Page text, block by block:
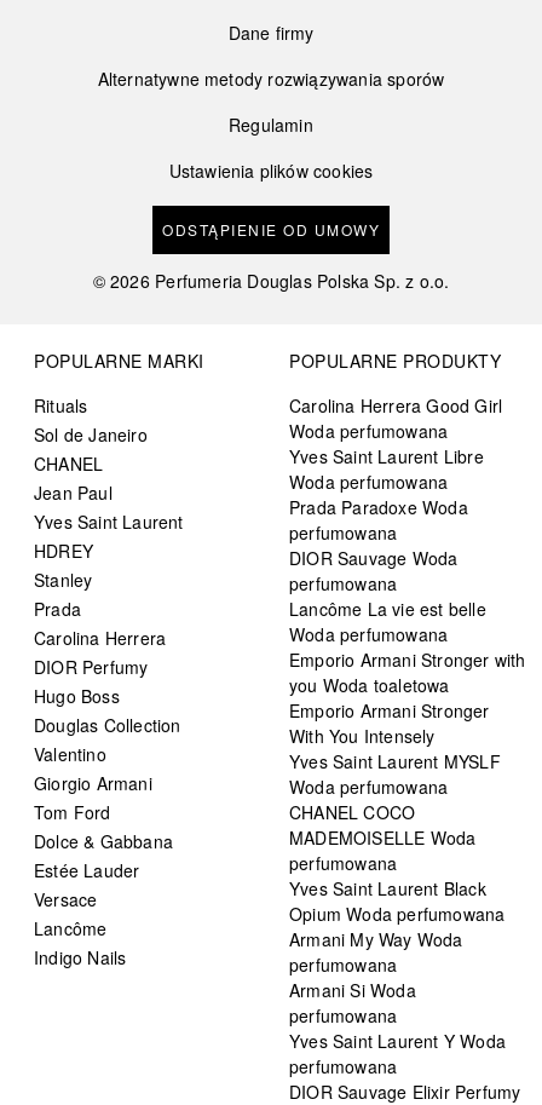
Dane firmy
Alternatywne metody rozwiązywania sporów
Regulamin
Ustawienia plików cookies
ODSTĄPIENIE OD UMOWY
©2026 Perfumeria Douglas Polska Sp. z o.o.
POPULARNE MARKI
Rituals
Sol de Janeiro
CHANEL
Jean Paul
Yves Saint Laurent
HDREY
Stanley
Prada
Carolina Herrera
DIOR Perfumy
Hugo Boss
Douglas Collection
Valentino
Giorgio Armani
Tom Ford
Dolce & Gabbana
Estée Lauder
Versace
Lancôme
Indigo Nails
POPULARNE PRODUKTY
Carolina Herrera Good Girl
Woda perfumowana
Yves Saint Laurent Libre
Woda perfumowana
Prada Paradoxe Woda
perfumowana
DIOR Sauvage Woda
perfumowana
Lancôme La vie est belle
Woda perfumowana
Emporio Armani Stronger with
you Woda toaletowa
Emporio Armani Stronger
With You Intensely
Yves Saint Laurent MYSLF
Woda perfumowana
CHANEL COCO
MADEMOISELLE Woda
perfumowana
Yves Saint Laurent Black
Opium Woda perfumowana
Armani My Way Woda
perfumowana
Armani Si Woda
perfumowana
Yves Saint Laurent Y Woda
perfumowana
DIOR Sauvage Elixir Perfumy